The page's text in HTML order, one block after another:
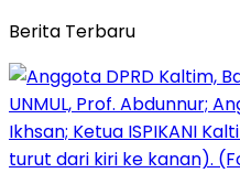
Berita Terbaru